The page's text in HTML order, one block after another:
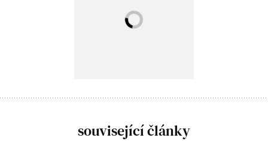
související články